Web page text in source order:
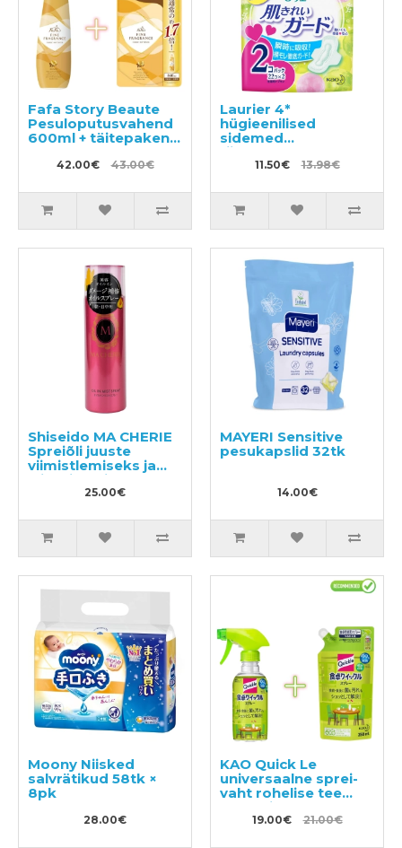
Fafa Story Beaute
Pesuloputusvahend
600ml + täitepakend
42.00€ 43.00€
Laurier 4*
hügieenilised
sidemed
tiivakestega
päevaseks
20,5cm 44(22x2)tk
11.50€ 13.98€
Shiseido MA CHERIE
Spreiõli juuste
viimistlemiseks ja
läike lisamiseks 80g
25.00€
MAYERI Sensitive
pesukapslid 32tk
14.00€
Moony Niisked
salvrätikud 58tk ×
8pk
28.00€
KAO Quick Le
universaalne sprei-
vaht rohelise tee
aroomiga 300ml +
täitepakend 250ml
19.00€ 21.00€